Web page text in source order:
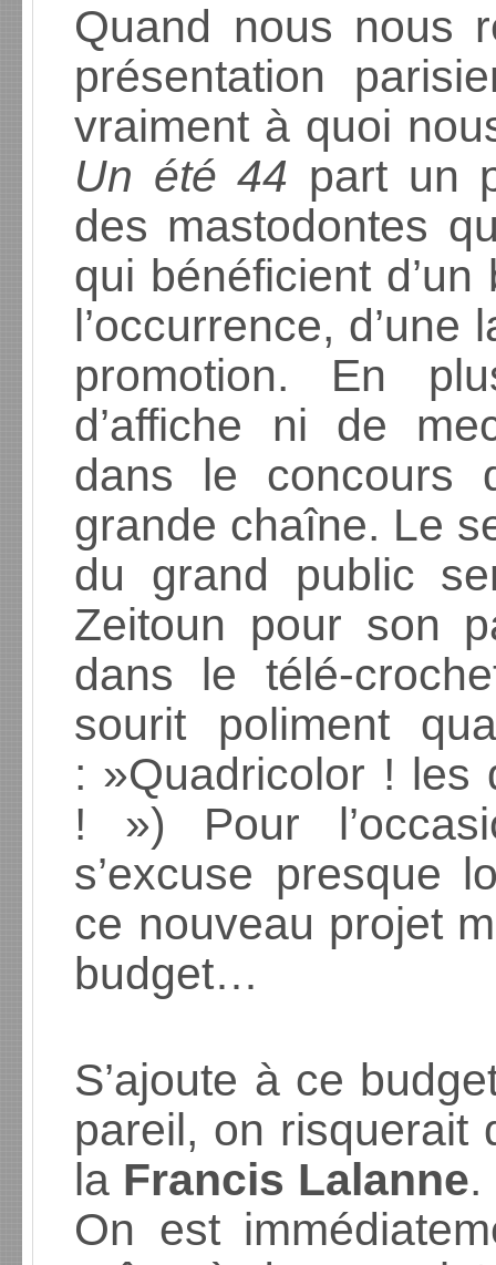
Quand nous nous
présentation
vraiment à quoi
Un été 44 part un
des mastodontes
qui bénéficient
l’occurrence,
promotion. En
d’affiche ni de
dans le concours
grande chaîne. Le
du grand public
Zeitoun pour son
dans le télé-
sourit poliment
: »Quadricolor ! les
! ») Pour
s’excuse presque
ce nouveau projet
budget…
S’ajoute à ce
pareil, on risquerait
la Francis Lalanne.
On est